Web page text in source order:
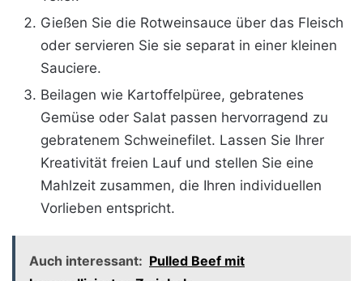
Gießen Sie die Rotweinsauce über das Fleisch
oder servieren Sie sie separat in einer kleinen
Sauciere.
Beilagen wie Kartoffelpüree, gebratenes
Gemüse oder Salat passen hervorragend zu
gebratenem Schweinefilet. Lassen Sie Ihrer
Kreativität freien Lauf und stellen Sie eine
Mahlzeit zusammen, die Ihren individuellen
Vorlieben entspricht.
Auch interessant: Pulled Beef mit